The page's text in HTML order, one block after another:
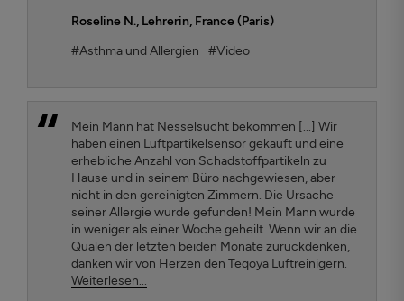
Roseline N., Lehrerin, France (Paris)
#Asthma und Allergien
#Video
Mein Mann hat Nesselsucht bekommen [...] Wir
haben einen Luftpartikelsensor gekauft und eine
erhebliche Anzahl von Schadstoffpartikeln zu
Hause und in seinem Büro nachgewiesen, aber
nicht in den gereinigten Zimmern. Die Ursache
seiner Allergie wurde gefunden! Mein Mann wurde
in weniger als einer Woche geheilt. Wenn wir an die
Qualen der letzten beiden Monate zurückdenken,
danken wir von Herzen den Teqoya Luftreinigern.
Weiterlesen...